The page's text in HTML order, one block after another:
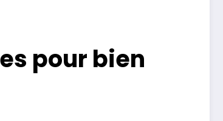
pour bien